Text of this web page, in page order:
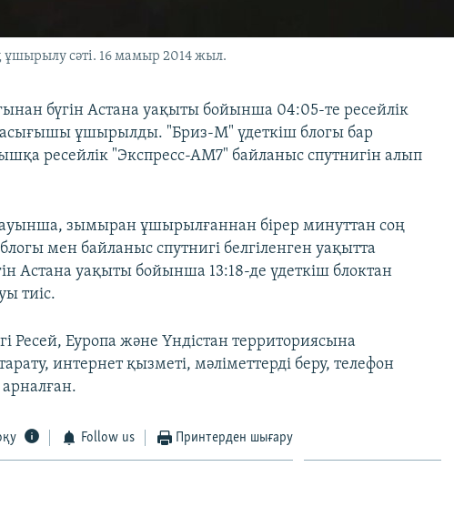
сәті. 16 мамыр 2014 жыл.
бүгін Астана уақыты бойынша 04:05-те ресейлік
ұшырылды. "Бриз-М" үдеткіш блогы бар
ресейлік "Экспресс-АМ7" байланыс спутнигін алып
зымыран ұшырылғаннан бірер минуттан соң
мен байланыс спутнигі белгіленген уақытта
Астана уақыты бойынша 13:18-де үдеткіш блоктан
тиіс.
Ресей, Еуропа және Үндістан территориясына
интернет қызметі, мәліметтерді беру, телефон
Follow us Принтерден шығару